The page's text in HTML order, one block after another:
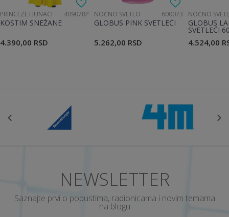
PRINCEZE I JUNACI 409078P
KOSTIM SNEŽANE
4.390,00 RSD
NOĆNO SVETLO 600073
GLOBUS PINK SVETLEĆI
5.262,00 RSD
NOĆNO
GLOBUS
SVETLEĆI
4.524,00
NEWSLETTER
Saznajte prvi o popustima, radionicama i novim temama
na blogu